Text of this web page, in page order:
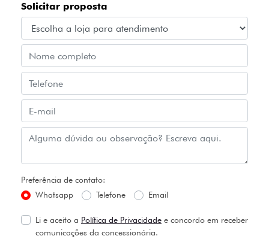
Solicitar proposta
Preferência de contato:
Whatsapp
Telefone Email
Li e aceito a Política de Privacidade e concordo em receber
comunicações da concessionária.